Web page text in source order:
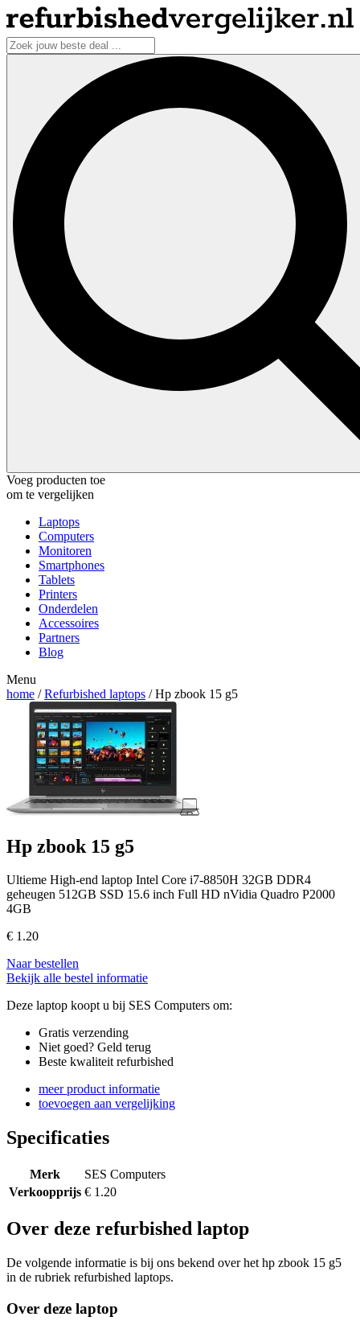
Voeg producten toe
om te vergelijken
Laptops
Computers
Monitoren
Smartphones
Tablets
Printers
Onderdelen
Accessoires
Partners
Blog
Menu
home /Refurbished laptops / Hp zbook 15 g5
Hp zbook 15 g5
Ultieme High-end laptop Intel Core i7-8850H 32GB DDR4
geheugen 512GB SSD 15.6 inch Full HD nVidia Quadro P2000
4GB
€ 1.20
Naar bestellen
Bekijk alle bestel informatie
Deze laptop koopt u bij SES Computers om:
Gratis verzending
Niet goed? Geld terug
Beste kwaliteit refurbished
meer product informatie
toevoegen aan vergelijking
Specificaties
Merk
SES Computers
Verkoopprijs € 1.20
Over deze refurbished laptop
De volgende informatie is bij ons bekend over het hp zbook 15 g5
in de rubriek refurbished laptops.
Over deze laptop